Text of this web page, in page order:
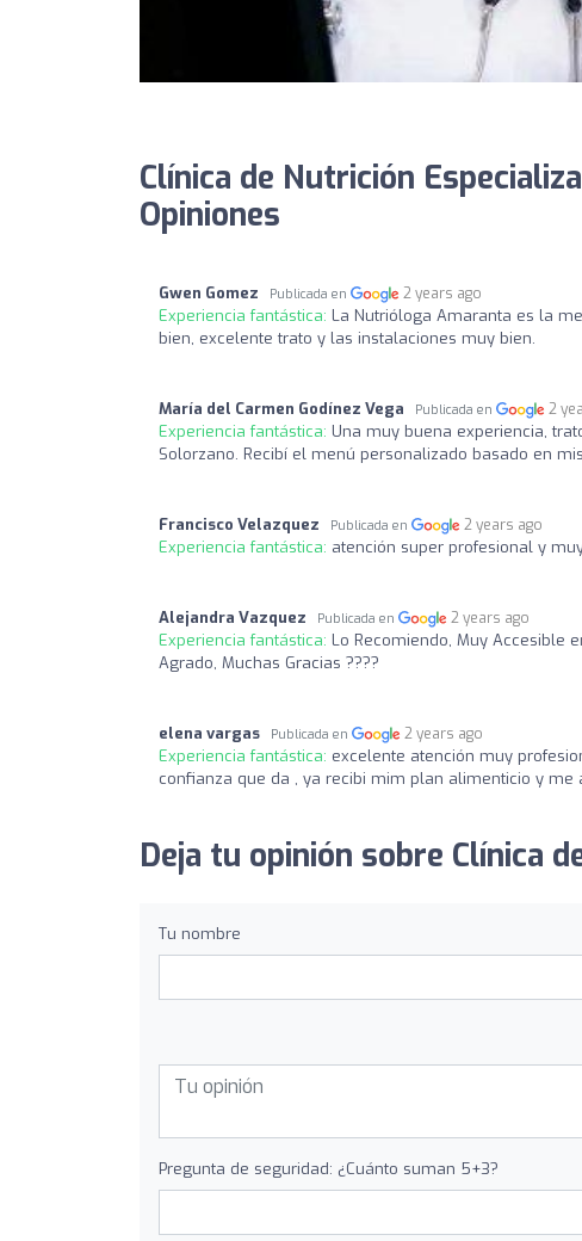
Clínica de Nutrición
Opiniones
Gwen Gomez Publicada en 2 years ago
Experiencia fantástica: La Nutrióloga Amaranta es la
bien, excelente trato y las instalaciones muy bien.
María del Carmen Godínez Vega Publicada en 2
Experiencia fantástica: Una muy buena experiencia,
Solorzano. Recibí el menú personalizado basado en
Francisco Velazquez Publicada en 2 years ago
Experiencia fantástica: atención super profesional y
Alejandra Vazquez Publicada en 2 years ago
Experiencia fantástica: Lo Recomiendo, Muy Accesible
Agrado, Muchas Gracias ????
elena vargas Publicada en 2 years ago
Experiencia fantástica: excelente atención muy
confianza que da , ya recibi mim plan alimenticio y me
Deja tu opinión sobre Clínica
Tu nombre
Pregunta de seguridad: ¿Cuánto suman 5+3?